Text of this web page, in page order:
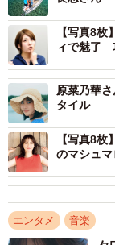
海に浮かぶ船上
【写真8
ィで魅了
原菜乃華
タイル
【写真8
のマシュ
エンタメ 音楽